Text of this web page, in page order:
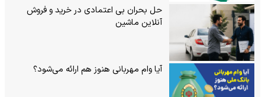
حل بحران بی‌ اعتمادی در خرید و فروش
آنلاین ماشین
آیا وام مهربانی هنوز هم ارائه می‌شود؟